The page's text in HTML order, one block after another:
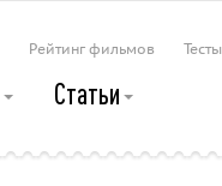
Рейтинг фильмов Тесты
Статьи